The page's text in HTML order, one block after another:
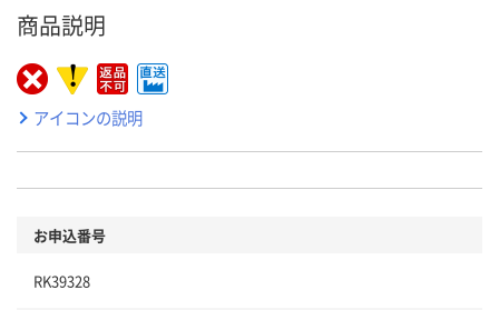
商品説明
アイコンの説明
お申込番号
RK39328